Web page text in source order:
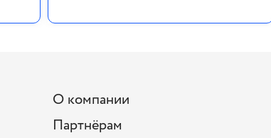
О компании
Партнёрам